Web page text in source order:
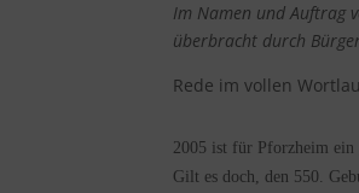
Im Namen und Auftrag
überbracht durch
Rede im vollen
2005 ist für Pforzheim ein
Gilt es doch, den 550.